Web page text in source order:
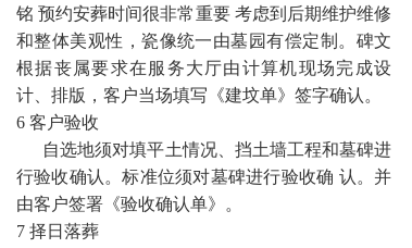
铭 预约安葬时间很非常重要 考虑到后期维护维修
和整体美观性，瓷像统一由墓园有偿定制。碑文
根据丧属要求在服务大厅由计算机现场完成设
计、排版，客户当场填写《建坟单》签字确认。
6 客户验收
自选地须对填平土情况、挡土墙工程和墓碑进
行验收确认。标准位须对墓碑进行验收确 认。并
由客户签署《验收确认单》。
7 择日落葬